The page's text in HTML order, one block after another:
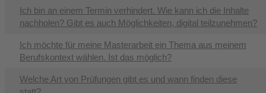
Ich bin an einem Termin verhindert. Wie kann ich die Inhalte
nachholen? Gibt es auch Möglichkeiten, digital teilzunehmen?
Ich möchte für meine Masterarbeit ein Thema aus meinem
Berufskontext wählen. Ist das möglich?
Welche Art von Prüfungen gibt es und wann finden diese